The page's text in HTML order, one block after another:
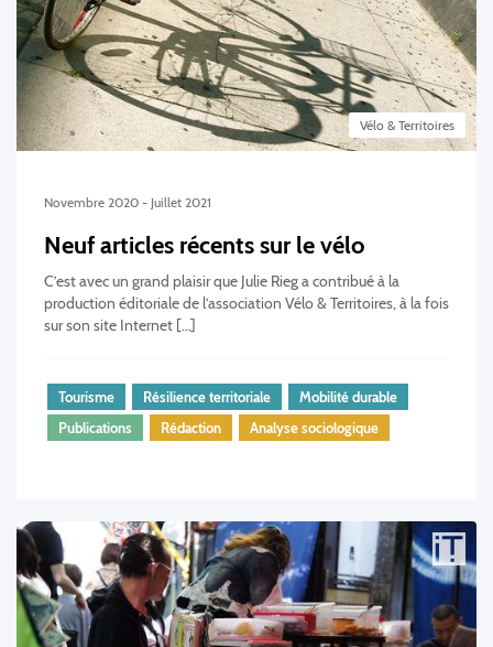
Vélo & Territoires
Novembre 2020 - Juillet 2021
Neuf articles récents sur le vélo
C’est avec un grand plaisir que Julie Rieg a contribué à la
production éditoriale de l’association Vélo & Territoires, à la fois
sur son site Internet […]
Tourisme Résilience territoriale
Mobilité durable
Publications
Rédaction Analyse sociologique